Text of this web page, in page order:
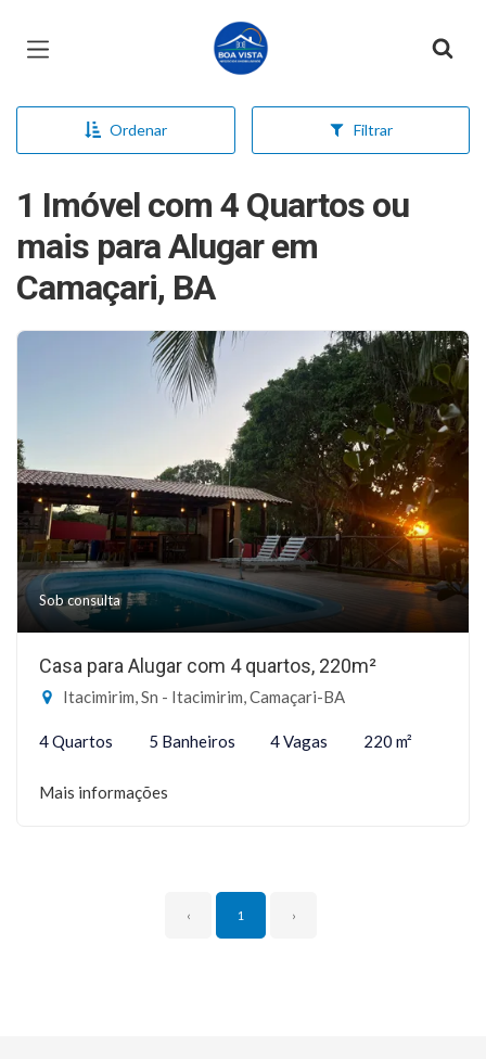
Página inicial
Ordenar Filtrar
1 Imóvel com 4 Quartos ou
mais para Alugar em
Camaçari, BA
Sob consulta
Casa para Alugar com 4 quartos, 220m²
Itacimirim, Sn - Itacimirim, Camaçari-BA
4 Quartos 5 Banheiros 4 Vagas 220 m²
Mais informações
‹ 1 ›